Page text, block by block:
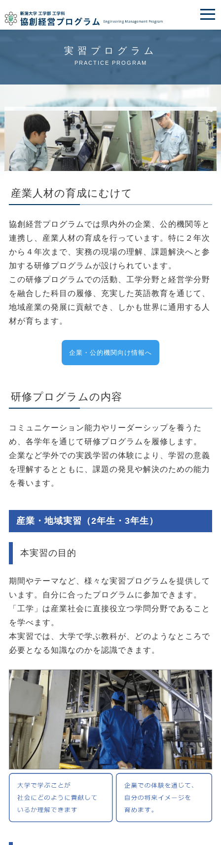
実習プログラム
PRACTICE PROGRAM
産業人材の育成にむけて
協創経営プログラムでは県内外の企業、公的機関等と
連携し、産業人材の育成を行っています。特に２年次
から４年次まで、実務の現場の理解、課題解決へと参
加する研修プログラムが設けられています。
この研修プログラムでの活動、工学分野と経営学分野
を融合した科目の履修、充実した英語教育を通じて、
地域産業の発展に貢献でき、しかも世界に通用する人
材が育ちます。
企業・公的機関向け情報へ
研修プログラムの内容
コミュニケーション能力やリーダーシップを養うた
め、各学年を通じて研修プログラムを履修します。
企業など学外での実践学習の体験により、学習の意義
を理解するとともに、課題の発見や解決のための能力
を養います。
産業・地域実習（2年生・3年生）
本実習の目的
期間やテーマなど、様々な実習プログラムを提供して
います。自分に合ったプログラムに参加できます。
「工学」は産業社会に直接役立つ学問分野であること
を学べます。
本実習では、大学で学ぶ教科が、どのようなところで
必要となる知識なのかを認識できます。